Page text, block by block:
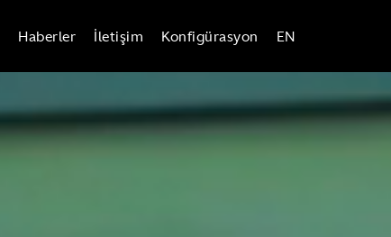
Haberler İletişim Konfigürasyon EN